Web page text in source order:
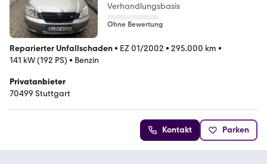
Verhandlungsbasis
Ohne Bewertung
Reparierter Unfallschaden• EZ 01/2002 • 295.000 km •
141 kW (192 PS) • Benzin
Privatanbieter
70499 Stuttgart
Kontakt Parken